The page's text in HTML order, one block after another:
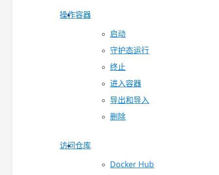
操作容器
启动
守护态运行
终止
进入容器
导出和导入
删除
访问仓库
Docker Hub